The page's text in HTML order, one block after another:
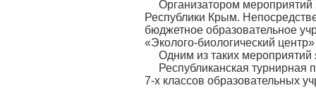
Организатором
Республики Крым.
бюджетное образовательное
«Эколого-биологический
Одним из таких мероприятий
Республиканская
7-х классов образовательных